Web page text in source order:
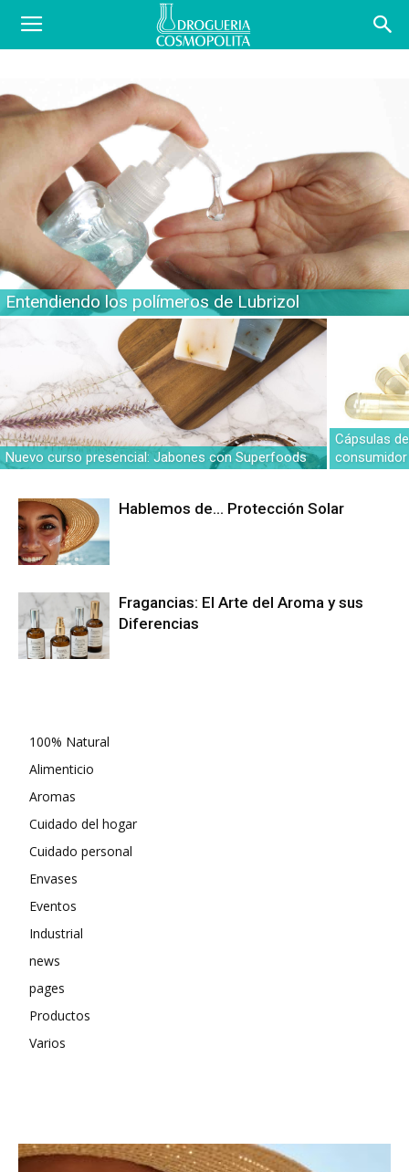
COSBLOG
Entendiendo los polímeros de Lubrizol
Nuevo curso presencial: Jabones con Superfoods
Cápsulas
consumidor
Hablemos de… Protección Solar
Fragancias: El Arte del Aroma y sus
Diferencias
100% Natural
Alimenticio
Aromas
Cuidado del hogar
Cuidado personal
Envases
Eventos
Industrial
news
pages
Productos
Varios